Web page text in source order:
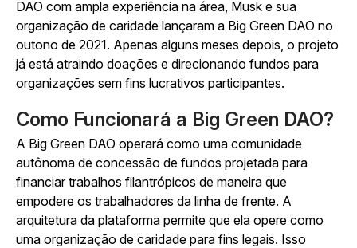
DAO com ampla experiência na área, Musk e sua
organização de caridade lançaram a Big Green DAO no
outono de 2021. Apenas alguns meses depois, o projeto
já está atraindo doações e direcionando fundos para
organizações sem fins lucrativos participantes.
Como Funcionará a Big Green DAO?
A Big Green DAO operará como uma comunidade
autônoma de concessão de fundos projetada para
financiar trabalhos filantrópicos de maneira que
empodere os trabalhadores da linha de frente. A
arquitetura da plataforma permite que ela opere como
uma organização de caridade para fins legais. Isso